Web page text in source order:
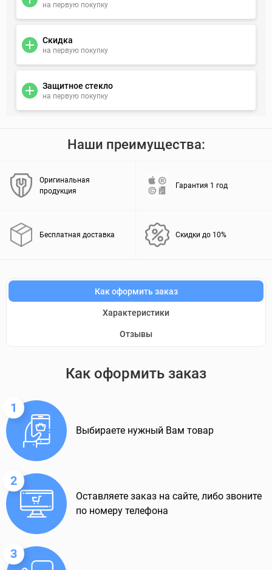
на первую покупку
Скидка
на первую покупку
Защитное стекло
на первую покупку
Наши преимущества:
Оригинальная
продукция
Гарантия 1 год
Бесплатная доставка Скидки до 10%
Как оформить заказ
Характеристики
Отзывы
Как оформить заказ
1
Выбираете нужный Вам товар
2
Оставляете заказ на сайте, либо звоните
по номеру телефона
3